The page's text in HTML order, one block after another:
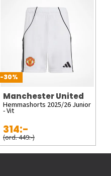
-30%
Manchester United
Hemmashorts 2025/26 Junior
- Vit
314:-
(ord. 449:-)